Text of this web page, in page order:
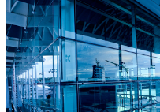
Ingrandisci
immagine